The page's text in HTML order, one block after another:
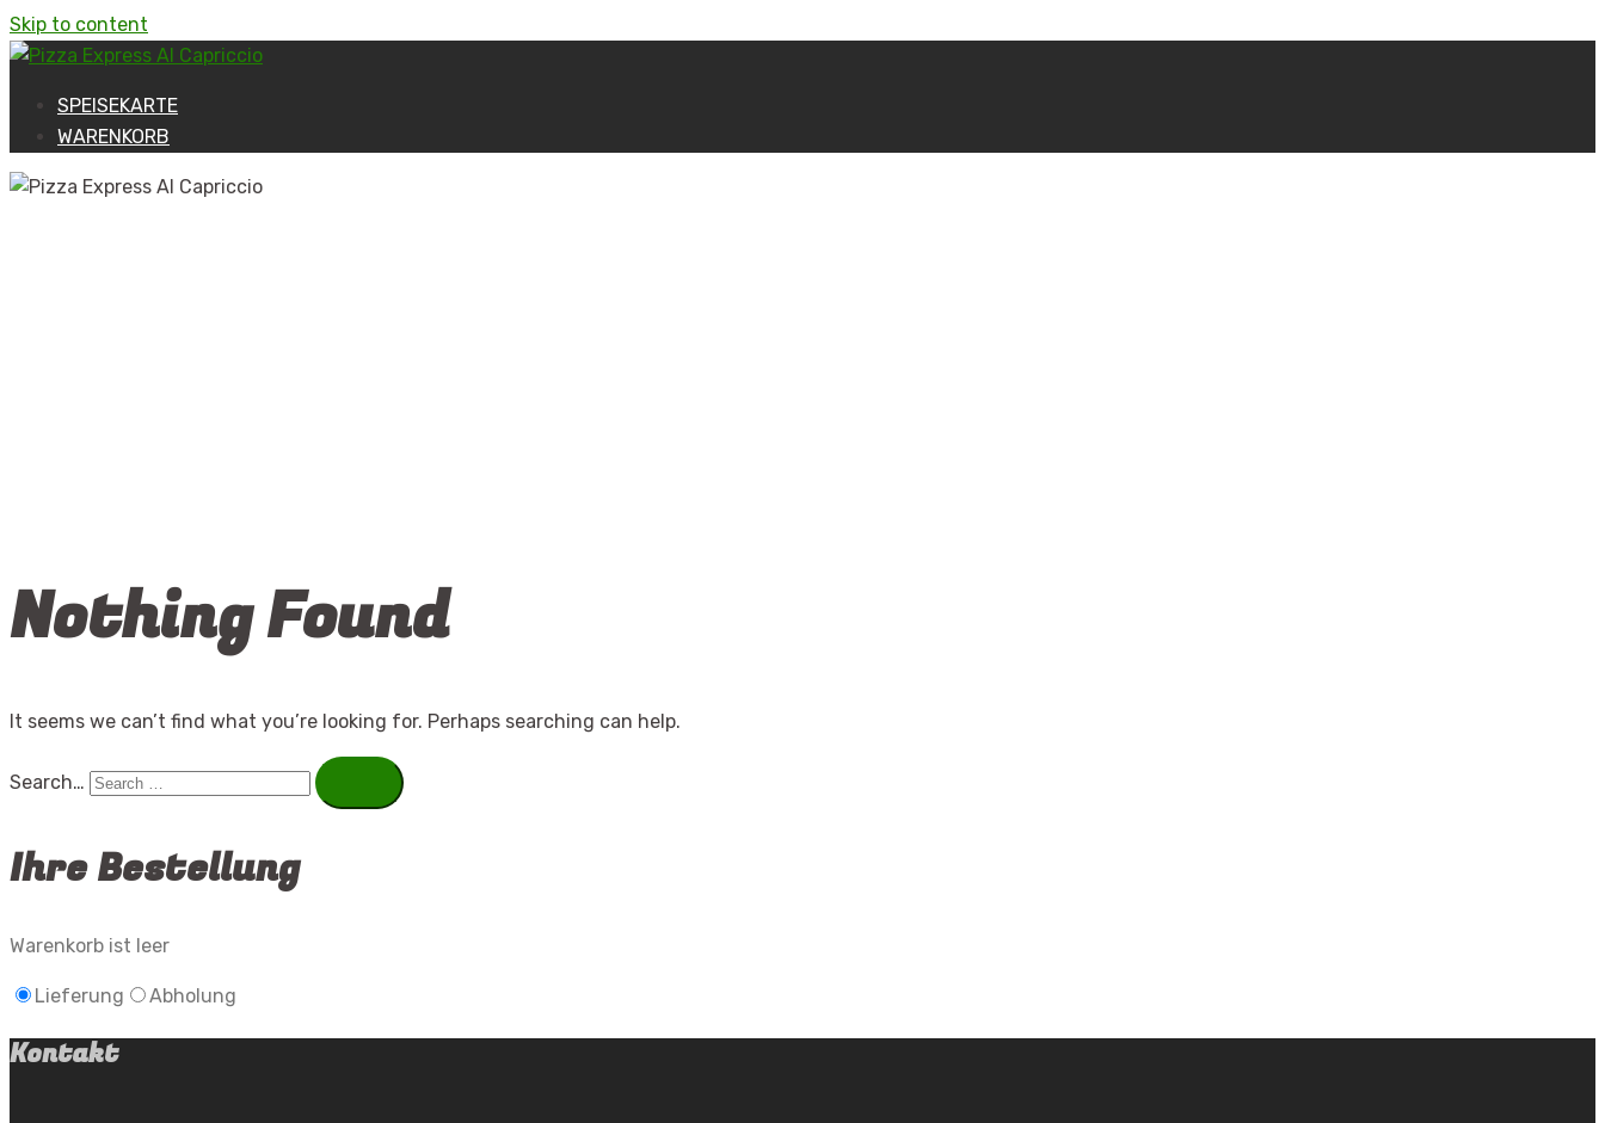
Skip to content
SPEISEKARTE
WARENKORB
Nothing Found
It seems we can’t find what you’re looking for. Perhaps searching can help.
Search…
Ihre Bestellung
Warenkorb ist leer
Lieferung Abholung
Kontakt